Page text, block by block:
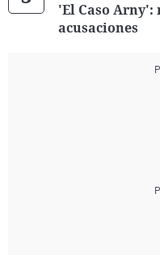
'El Caso Arny':
acusaciones